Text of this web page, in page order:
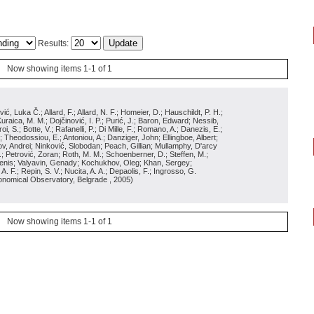
Results:
Now showing items 1-1 of 1
Luka Č.; Allard, F.; Allard, N. F.; Homeier, D.; Hauschildt, P. H.;
M. M.; Dojčinović, I. P.; Purić, J.; Baron, Edward; Nessib,
S.; Botte, V.; Rafanelli, P.; Di Mille, F.; Romano, A.; Danezis, E.;
E.; Antoniou, A.; Danziger, John; Ellingboe, Albert;
Andrei; Ninković, Slobodan; Peach, Gillian; Mullamphy, D'arcy
Petrović, Zoran; Roth, M. M.; Schoenberner, D.; Steffen, M.;
Valyavin, Genady; Kochukhov, Oleg; Khan, Sergey;
F.; Repin, S. V.; Nucita, A. A.; Depaolis, F.; Ingrosso, G.
Observatory, Belgrade
, 2005)
Now showing items 1-1 of 1